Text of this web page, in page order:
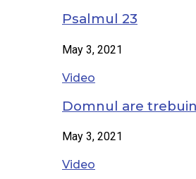
Psalmul 23
May 3, 2021
Video
Domnul are
May 3, 2021
Video